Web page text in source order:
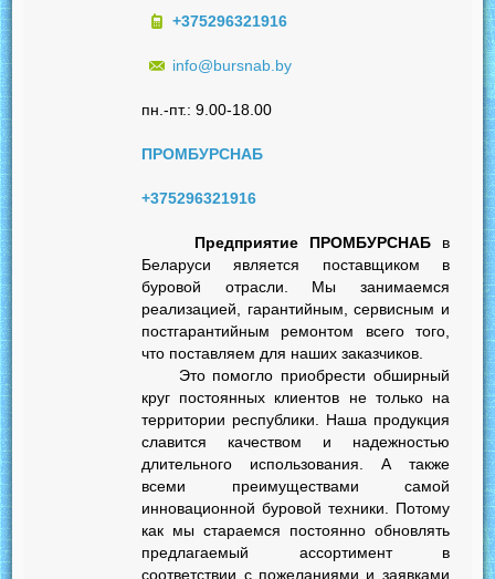
+375296321916
info@bursnab.by
пн.-пт.: 9.00-18.00
ПРОМБУРСНАБ
+375296321916
Предприятие ПРОМБУРСНАБ в
Беларуси является поставщиком в
буровой отрасли. Мы занимаемся
реализацией, гарантийным, сервисным и
постгарантийным ремонтом всего того,
что поставляем для наших заказчиков.
Это помогло приобрести обширный
круг постоянных клиентов не только на
территории республики. Наша продукция
славится качеством и надежностью
длительного использования. А также
всеми преимуществами самой
инновационной буровой техники. Потому
как мы стараемся постоянно обновлять
предлагаемый ассортимент в
соответствии с пожеланиями и заявками